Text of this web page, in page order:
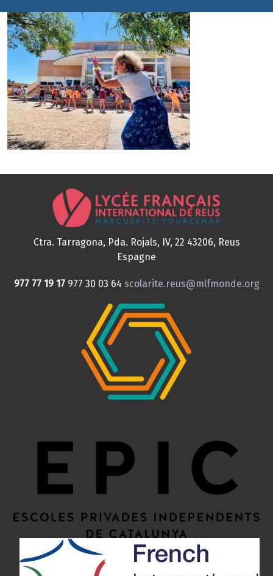
Ctra. Tarragona, Pda. Rojals, IV, 22 43206, Reus
Espagne
977 77 19 17 977 30 03 64 scolarite.reus@mlfmonde.org